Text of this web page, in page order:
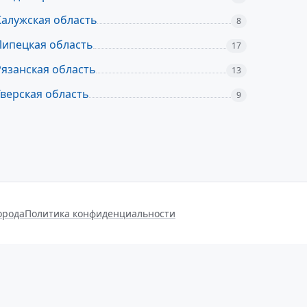
область 8
область 17
область 13
область 9
Политика конфиденциальности